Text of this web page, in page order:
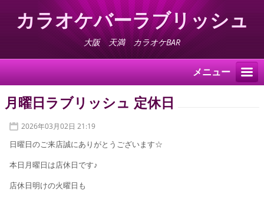
カラオケバーラブリッシュ
大阪 天満 カラオケBAR
メニュー
月曜日ラブリッシュ 定休日
2026年03月02日 21:19
日曜日のご来店誠にありがとうございます☆
本日月曜日は店休日です♪
店休日明けの火曜日も